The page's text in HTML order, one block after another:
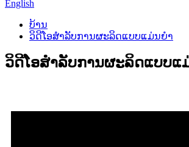
English
ບ້ານ
ວິດີໂອສຳລັບການຜະລິດແບບແມ່ນຍຳ
ວິດີໂອສຳລັບການຜະລິດແບບແ